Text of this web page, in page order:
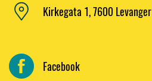
Kirkegata 1, 7600 Levanger
Facebook